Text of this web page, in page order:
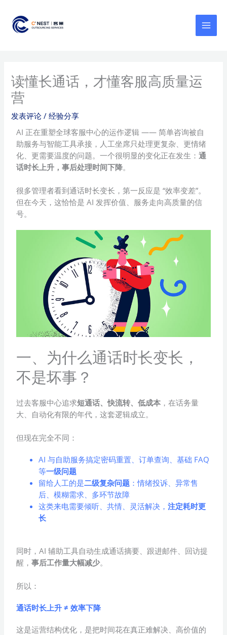
读懂长通话，才懂客服高质量运
营
发表评论 /经验分享
AI 正在重塑全球客服中心的运作逻辑 —— 简单咨询被自
助服务与智能工具承接，人工坐席只处理更复杂、更情绪
化、更需要温度的问题。一个很明显的变化正在发生：通
话时长上升，事后处理时间下降。
很多管理者看到通话时长变长，第一反应是 “效率变差”。
但在今天，这恰恰是 AI 发挥价值、服务走向高质量的信
号。
一、为什么通话时长变长，
不是坏事？
过去客服中心追求短通话、快流转、低成本 ，在话务量
大、自动化有限的年代，这套逻辑成立。
但现在完全不同：
AI 与自助服务搞定密码重置、订单查询、基础 FAQ
等一级问题
留给人工的是二级复杂问题 ：情绪投诉、异常售
后、模糊需求、多环节故障
这类来电需要倾听、共情、灵活解决，注定耗时更
长
同时，AI 辅助工具自动生成通话摘要、跟进邮件、回访提
醒，事后工作量大幅减少。
所以：
通话时长上升 ≠ 效率下降
这是运营结构优化，是把时间花在真正难解决、高价值的